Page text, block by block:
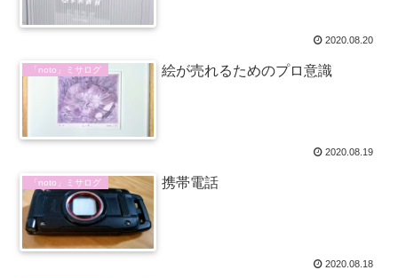
2020.08.20
「noto」ミサログ 絵が売れるためのプロ意識
2020.08.19
「noto」ミサログ 携帯電話
2020.08.18